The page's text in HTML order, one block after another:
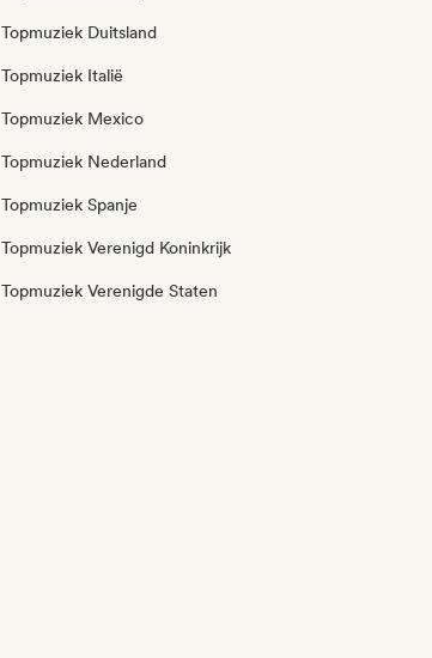
Topmuziek Duitsland
Topmuziek Italië
Topmuziek Mexico
Topmuziek Nederland
Topmuziek Spanje
Topmuziek Verenigd Koninkrijk
Topmuziek Verenigde Staten